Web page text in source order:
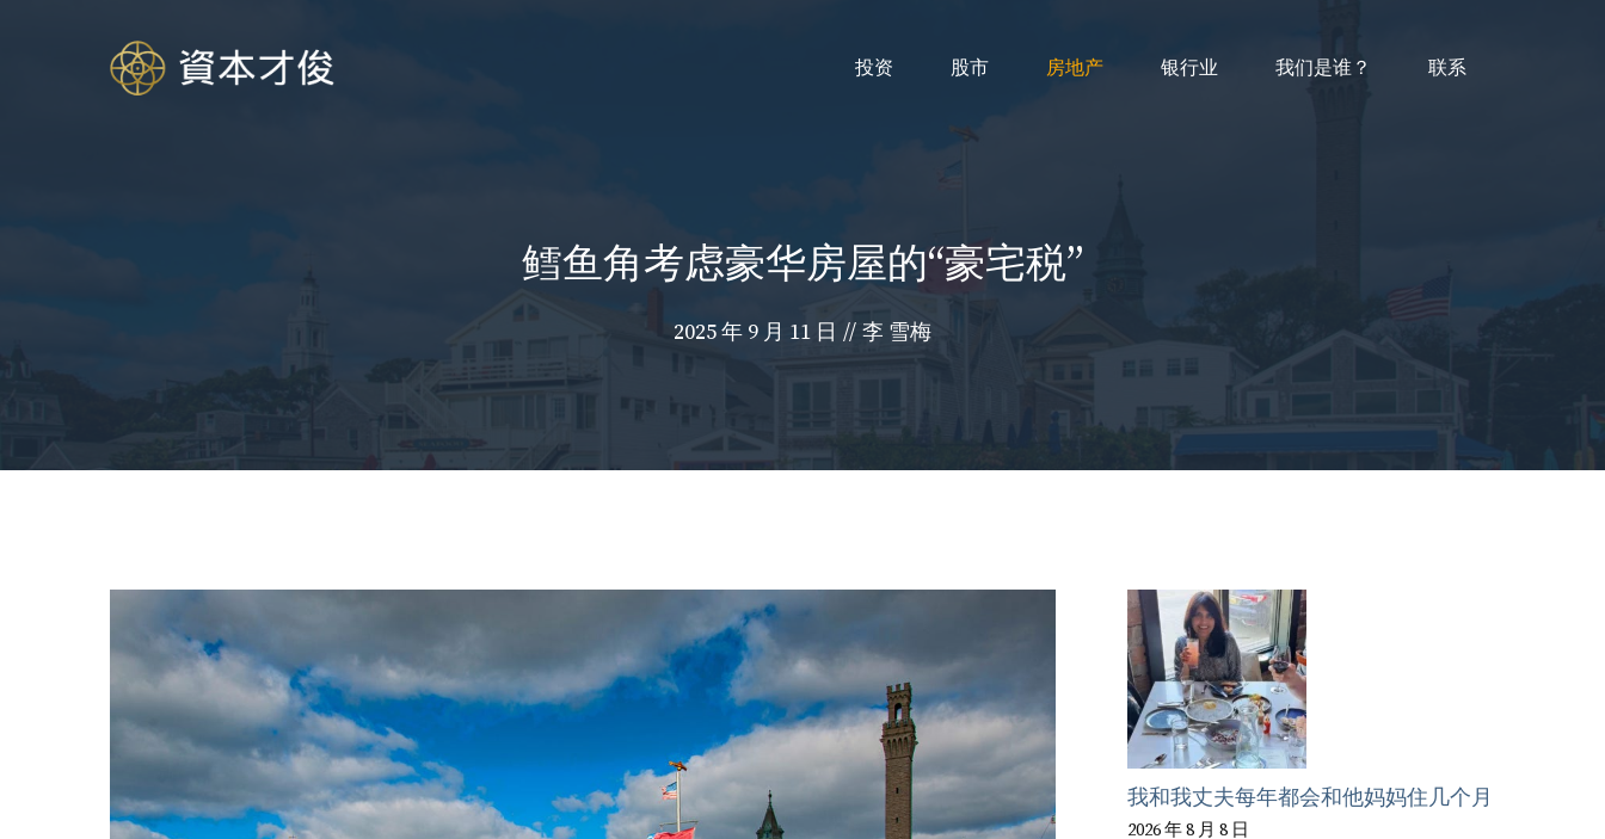
投资 股市 房地产 银行业 我们是谁？ 联系
鳕鱼角考虑豪华房屋的“豪宅税”
2025 年 9 月 11 日 // 李 雪梅
我和我丈夫每年都会和他妈妈住几个月
2026 年 8 月 8 日